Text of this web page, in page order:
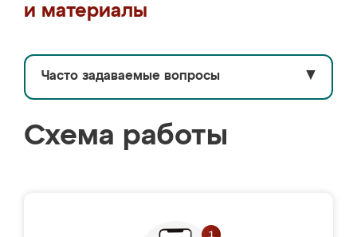
и материалы
Часто задаваемые вопросы ▼
Схема работы